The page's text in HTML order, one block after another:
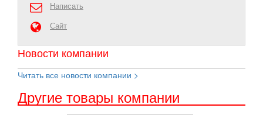
Написать
Сайт
Новости компании
Читать все новости компании >
Другие товары компании